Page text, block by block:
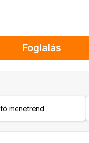
Foglalás
menetrend